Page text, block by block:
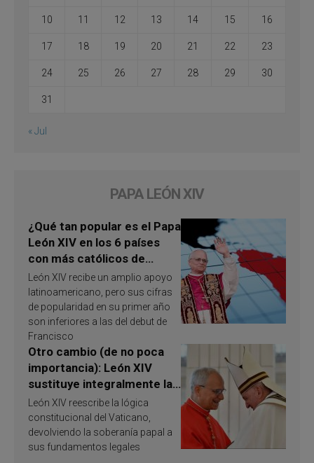
10 11 12 13 14 15 16
17 18 19 20 21 22 23
24 25 26 27 28 29 30
31
« Jul
PAPA LEÓN XIV
¿Qué tan popular es el Papa
León XIV en los 6 países
con más católicos de
América Latina en 2026?
Publican resultados de
investigación
León XIV recibe un amplio apoyo
latinoamericano, pero sus cifras
de popularidad en su primer año
son inferiores a las del debut de
Francisco
Otro cambio (de no poca
importancia): León XIV
sustituye integralmente la
ley vaticana de Papa
Francisco
León XIV reescribe la lógica
constitucional del Vaticano,
devolviendo la soberanía papal a
sus fundamentos legales